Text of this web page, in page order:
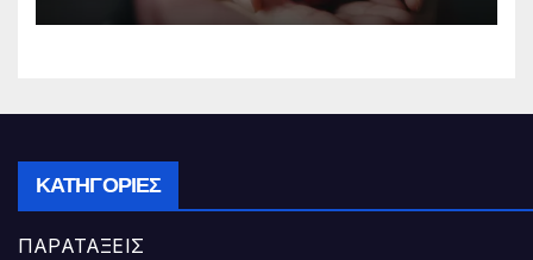
ΚΑΤΗΓΟΡΊΕΣ
ΠΑΡΑΤΑΞΕΙΣ